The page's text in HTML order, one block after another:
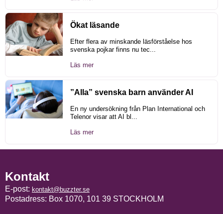
Ökat läsande
Efter flera av minskande läsförståelse hos
svenska pojkar finns nu tec...
Läs mer
”Alla” svenska barn använder AI
En ny undersökning från Plan International och
Telenor visar att AI bl...
Läs mer
Kontakt
E-post: kontakt@buzzter.se
Postadress: Box 1070, 101 39 STOCKHOLM